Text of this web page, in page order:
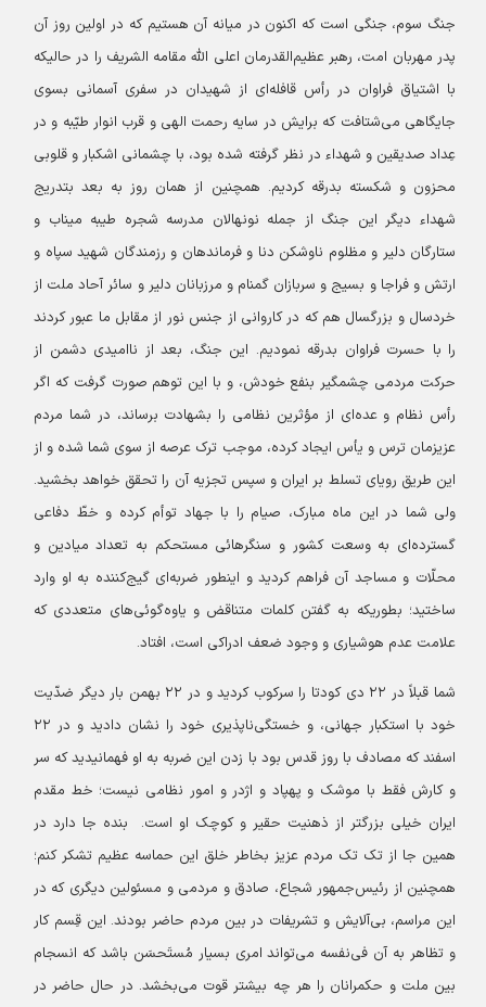
جنگ سوم، جنگی است که اکنون در میانه آن هستیم که در اولین روز آن
پدر مهربان امت، رهبر عظیم‌القدرمان اعلی الله مقامه ‌الشریف را در حالیکه
با اشتیاق فراوان در رأس قافله‌ای از شهیدان در سفری آسمانی بسوی
جایگاهی می‌شتافت که برایش در سایه رحمت الهی و قرب انوار طیّبه و در
عِداد‌ صدیقین و شهداء در نظر گرفته شده بود، با چشمانی اشکبار و قلوبی
محزون و شکسته بدرقه کردیم. همچنین از همان روز به بعد بتدریج
شهداء دیگر این جنگ از جمله نونهالان مدرسه شجره طیبه میناب و
ستارگان دلیر و مظلوم ناوشکن دنا و فرماندهان و رزمندگان شهید سپاه و
ارتش و فراجا و بسیج و سربازان گمنام و مرزبانان دلیر و سائر آحاد ملت از
خردسال و بزرگسال هم که در کاروانی از جنس نور از مقابل ما عبور کردند
را با حسرت فراوان بدرقه نمودیم. این جنگ، بعد از ناامیدی دشمن از
حرکت مردمی چشمگیر بنفع خودش، و با این توهم صورت گرفت که اگر
رأس نظام و عده‌ای از مؤثرین نظامی را بشهادت برساند، در شما مردم
عزیزمان ترس و یأس ایجاد کرده، موجب ترک عرصه از سوی شما شده و از
این طریق رویای تسلط بر ایران و سپس تجزیه آن را تحقق خواهد بخشید.
ولی شما در این ماه مبارک، صیام را با جهاد توأم کرده و خطّ دفاعی
گسترده‌ای به وسعت کشور و سنگرهائی مستحکم به تعداد میادین و
محلّات و مساجد آن فراهم کردید و اینطور ضربه‌ای گیج‌کننده به او وارد
ساختید؛ بطوریکه به گفتن کلمات متناقض و یاوه‌گوئی‌های متعددی که
علامت عدم هوشیاری و وجود ضعف ادراکی است، افتاد.
شما قبلاً در ۲۲ دی کودتا را سرکوب کردید و در ۲۲ بهمن بار دیگر ضدّیت
خود با استکبار جهانی، و خستگی‌ناپذیری خود را نشان دادید و در ۲۲
اسفند که مصادف با روز قدس بود با زدن این ضربه به او فهمانیدید که سر
و کارش فقط با موشک و پهپاد و اژدر و امور نظامی نیست؛ خط مقدم
ایران خیلی بزرگتر از ذهنیت حقیر و کوچک او است. بنده جا دارد در
همین جا از تک تک مردم عزیز بخاطر خلق این حماسه عظیم تشکر کنم؛
همچنین از رئیس‌جمهور شجاع، صادق و مردمی و مسئولین دیگری که در
این مراسم، بی‌آلایش و تشریفات در بین مردم حاضر بودند. این قِسم کار
و تظاهر به آن فی‌نفسه می‌تواند امری بسیار مُستَحسَن باشد که انسجام
بین ملت و حکمرانان را هر چه بیشتر قوت می‌بخشد. در حال حاضر در